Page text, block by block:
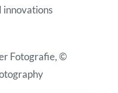
Fotografie, ©